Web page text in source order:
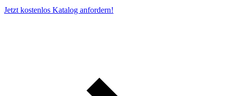
Jetzt kostenlos Katalog anfordern!